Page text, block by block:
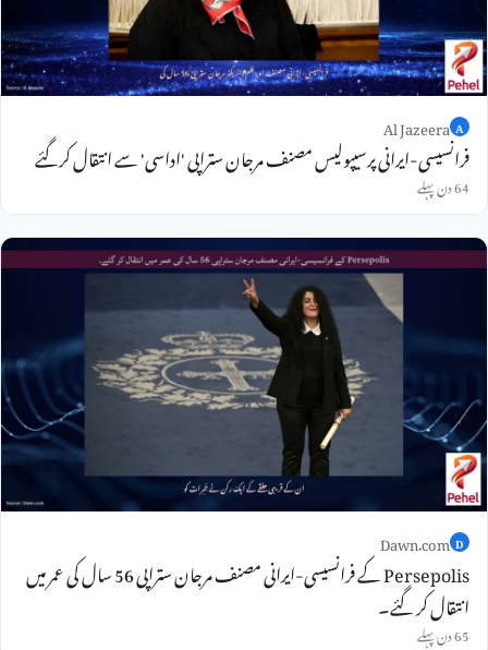
A
Al Jazeera
فرانسیسی-ایرانی پرسیپولیس مصنف مرجان ستراپی 'اداسی' سے انتقال کرگئے
64 دن پہلے
D
Dawn.com
Persepolis کے فرانسیسی-ایرانی مصنف مرجان ستراپی 56 سال کی عمر میں
انتقال کر گئے۔
65 دن پہلے